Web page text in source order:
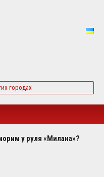
городах
у руля «Милана»?